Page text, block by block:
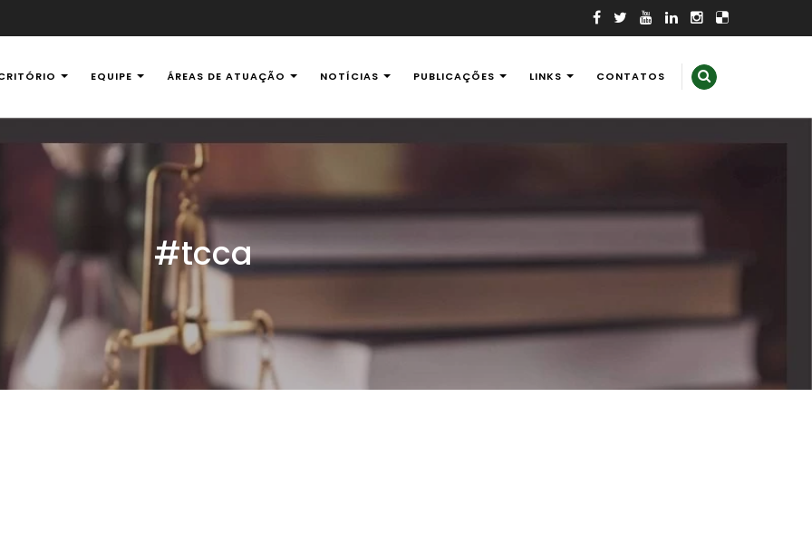
Ambiental
EQUIPE ÁREAS DE ATUAÇÃO NOTÍCIAS PUBLICAÇÕES LINKS CONTATOS
#tcca